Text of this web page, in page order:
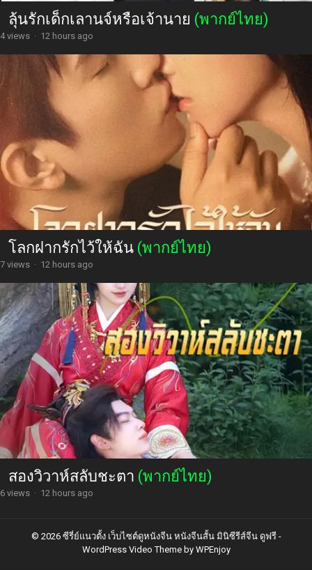
ลุ้นรักเด็กเลานจ์หรือเจ้านาย (พากย์ไทย)
4 views · 12 hours ago
โลกฝากรักไว้ให้ฉัน (พากย์ไทย)
7 views · 12 hours ago
สองวิวาห์สลับชะตา (พากย์ไทย)
6 views · 12 hours ago
© 2026 ซีรี่ย์แนวตั้ง เว็บไซต์ดูหนังจีน หนังจีนสั้น มินิซีรีส์จีน ดูฟรี -
WordPress Video Themeby WPEnjoy